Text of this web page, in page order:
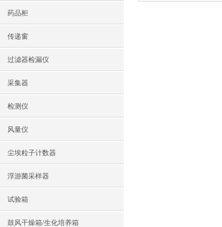
药品柜
传递窗
过滤器检漏仪
采集器
检测仪
风量仪
尘埃粒子计数器
浮游菌采样器
试验箱
鼓风干燥箱/生化培养箱